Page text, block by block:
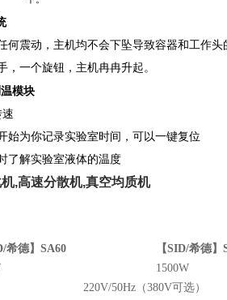
||
何震动，主机均不会下坠导致容器和工作头
，一个旋钮，主机冉冉升起。
模块||
始为你记录实验室时间，可以一键复位
了解实验室液体的温度
,高速分散机,真空均质机
希德】 SA60 【SID/希德】
1500W
220V/50Hz（380V可选）